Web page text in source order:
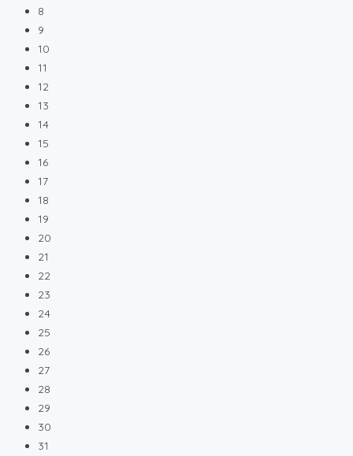
8
9
10
11
12
13
14
15
16
17
18
19
20
21
22
23
24
25
26
27
28
29
30
31